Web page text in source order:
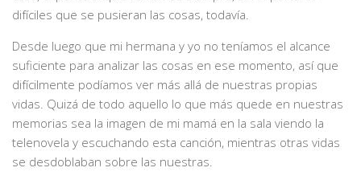
difíciles que se pusieran las cosas, todavía.
Desde luego que mi hermana y yo no teníamos el alcance
suficiente para analizar las cosas en ese momento, así que
difícilmente podíamos ver más allá de nuestras propias
vidas. Quizá de todo aquello lo que más quede en nuestras
memorias sea la imagen de mi mamá en la sala viendo la
telenovela y escuchando esta canción, mientras otras vidas
se desdoblaban sobre las nuestras.